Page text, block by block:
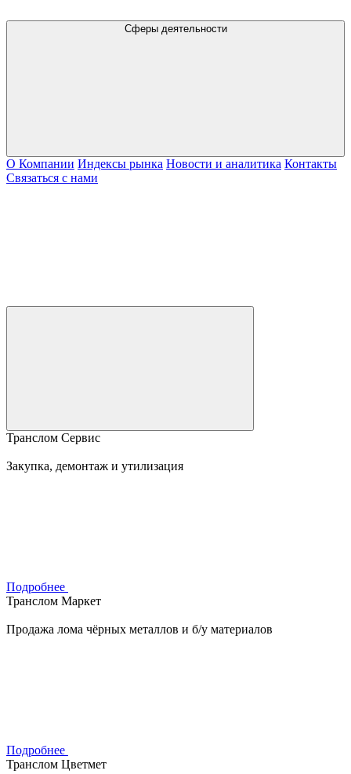
Сферы деятельности
О Компании Индексы рынка Новости и аналитика Контакты
Связаться с нами
Транслом Сервис
Закупка, демонтаж и утилизация
Подробнее
Транслом Маркет
Продажа лома чёрных металлов и б/у материалов
Подробнее
Транслом Цветмет